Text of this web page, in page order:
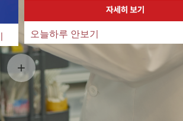
오늘하루 안보기